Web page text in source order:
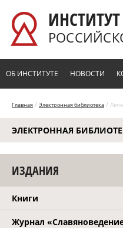
ОБ ИНСТИТУТЕ НОВОСТИ
Главная / Электронная библиотека /
ЭЛЕКТРОННАЯ
ИЗДАНИЯ
Книги
Журнал